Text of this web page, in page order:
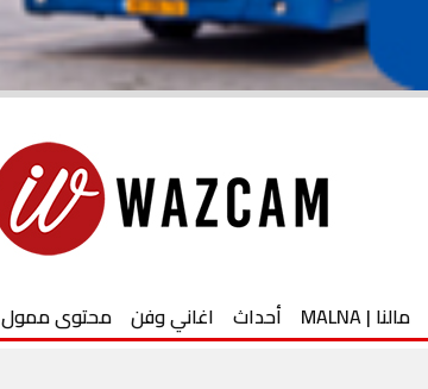
مالنا | MALNA أحداث اغاني وفن محتوى ممول